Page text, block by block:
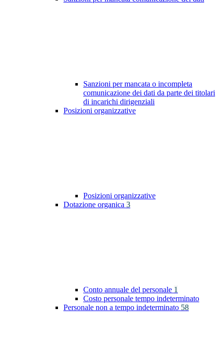
Sanzioni per mancata o incompleta
comunicazione dei dati da parte dei titolari
di incarichi dirigenziali
Posizioni organizzative
Posizioni organizzative
Dotazione organica 3
Conto annuale del personale 1
Costo personale tempo indeterminato
Personale non a tempo indeterminato 58